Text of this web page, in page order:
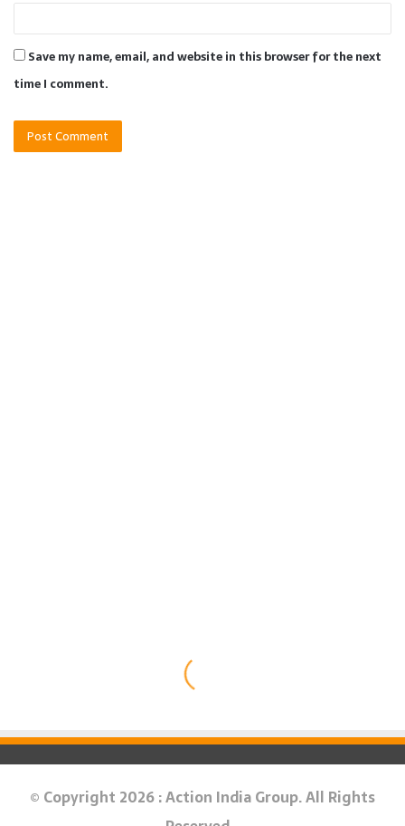
© Copyright 2026 : Action India Group. All Rights